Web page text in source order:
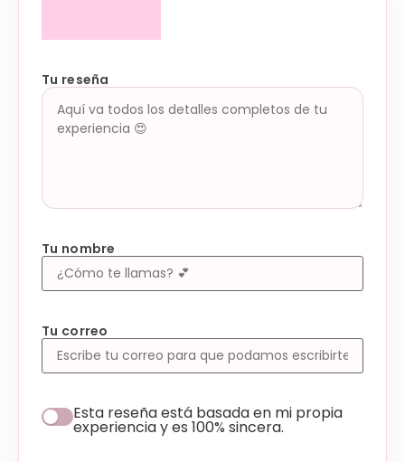
Tu reseña
Tu nombre
Tu correo
Esta reseña está basada en mi propia
experiencia y es 100% sincera.